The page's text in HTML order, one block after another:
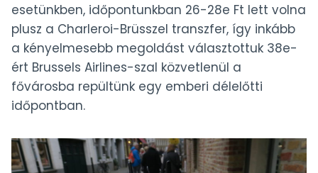
esetünkben, időpontunkban 26-28e Ft lett volna
plusz a Charleroi-Brüsszel transzfer, így inkább
a kényelmesebb megoldást választottuk 38e-
ért Brussels Airlines-szal közvetlenül a
fővárosba repültünk egy emberi délelőtti
időpontban.